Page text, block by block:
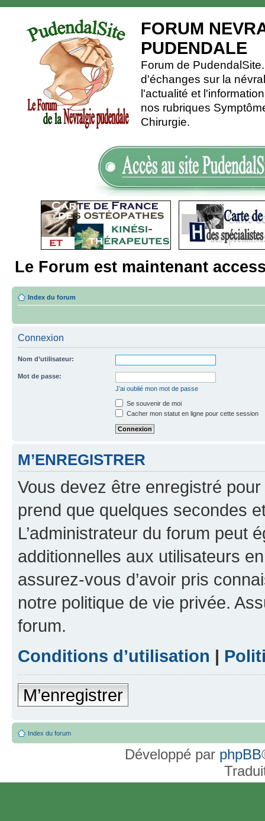
FORUM
PUDENDALE
Forum de
d'échanges sur la
l'actualité et
nos rubriques
Chirurgie.
Le Forum est maintenant
Index du forum
Connexion
Nom d’utilisateur:
Mot de passe:
J’ai oublié mon mot de passe
Se souvenir de moi
Cacher mon statut en ligne pour cette session
M’ENREGISTRER
Vous devez être enregistré
prend que quelques secondes
L’administrateur du forum peut
additionnelles aux utilisateurs
assurez-vous d’avoir pris
notre politique de vie privée.
forum.
Conditions d’utilisation |
M’enregistrer
Index du forum
Développé par phpBB